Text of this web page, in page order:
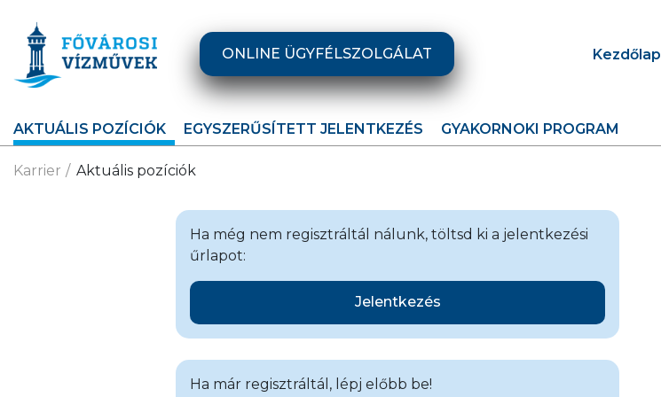
ONLINE ÜGYFÉLSZOLGÁLAT Kezdőlap
AKTUÁLIS POZÍCIÓK EGYSZERŰSÍTETT JELENTKEZÉS GYAKORNOKI PROGRAM
Karrier Aktuális pozíciók
Ha még nem regisztráltál nálunk, töltsd ki a jelentkezési
űrlapot:
Jelentkezés
Ha már regisztráltál, lépj előbb be!